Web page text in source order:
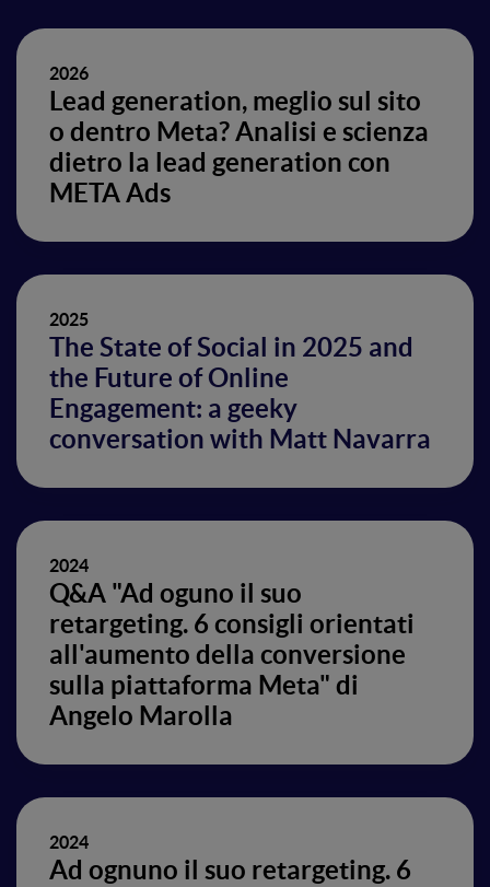
2026
Lead generation, meglio sul sito
o dentro Meta? Analisi e scienza
dietro la lead generation con
META Ads
2025
The State of Social in 2025 and
the Future of Online
Engagement: a geeky
conversation with Matt Navarra
2024
Q&A "Ad oguno il suo
retargeting. 6 consigli orientati
all'aumento della conversione
sulla piattaforma Meta" di
Angelo Marolla
2024
Ad ognuno il suo retargeting. 6